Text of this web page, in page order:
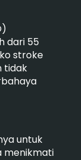
dari 55
stroke
tidak
untuk
menikmati